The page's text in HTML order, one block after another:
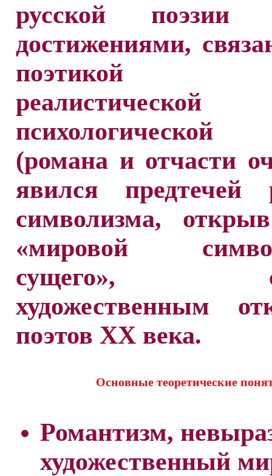
русской поэзии
достижениями,
поэтикой
реалистической
(романа и отчасти
явился предтечей
символизма,
«мировой
сущего»,
художественным
поэтов XX века.
Основные теоретические
Романтизм,
художественный